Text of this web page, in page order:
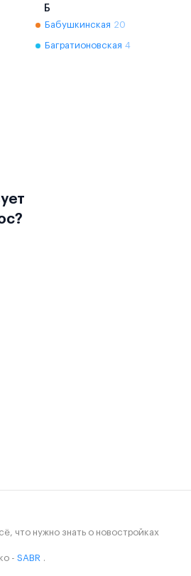
Б
Бабушкинская 20
Багратионовская 4
что нужно знать о новостройках
- SABR .